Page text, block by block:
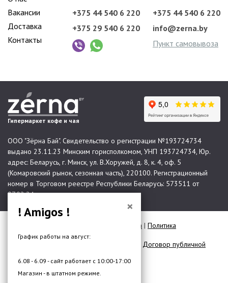
Вакансии
Доставка
Контакты
+375 44 540 6 220
+375 29 540 6 220
+375 44 540 6 220
info@zerna.by
Пункт самовывоза
Гипермаркет кофе и чая
ООО "Зёрна Бай". Свидетельство о регистрации №193724734
выдано 23.11.23 Минским горисполкомом, УНП 193724734, Юр.
адрес: Беларусь, г. Минск, ул. В.Хоружей, д. 8, к. 4, оф. 5
(Комаровский рынок, сезонная часть), 220100. Регистрационный
номер в Торговом реестре Республики Беларусь: 573511 от
07.02.24.
Карта сайта | Политика
конфиденциальности
Договор публичной
Разработка сайта —DMW.BY
×
! Amigos !
График работы на август:
6.08 - 6.09 - сайт работает с 10:00-17:00
Магазин - в штатном режиме.